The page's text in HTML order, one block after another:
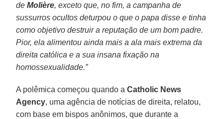
deMolière, exceto que, no fim, a campanha de
sussurros ocultos deturpou o que o papa disse e tinha
como objetivo destruir a reputação de um bom padre.
Pior, ela alimentou ainda mais a ala mais extrema da
direita católica e a sua insana fixação na
homossexualidade.”
A polêmica começou quando aCatholic News
Agency, uma agência de notícias de direita, relatou,
com base em bispos anônimos, que durante a